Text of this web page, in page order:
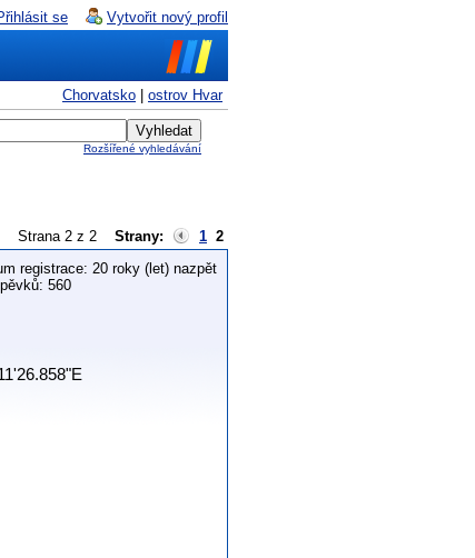
se Vytvořit nový profil
Chorvatsko ostrov Hvar
Rozšířené vyhledávání
Strana 2 z 2 Strany: 1 2
registrace: 20 roky (let) nazpět
560